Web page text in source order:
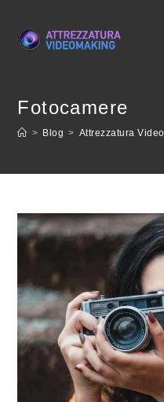
contenuto
Fotocamere
> Blog > Attrezzatura Video